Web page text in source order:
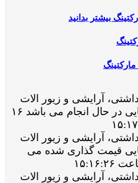
بیشتر بدانید
مارکتینگ
آرایشی و زیور الات
برای شرکت ستاره زیبایی در حال انجام می باشد ۱۶
آرایشی و زیور الات
قیمت گذاری شده می
آرایشی و زیور الات